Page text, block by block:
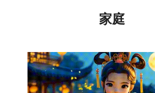
家庭